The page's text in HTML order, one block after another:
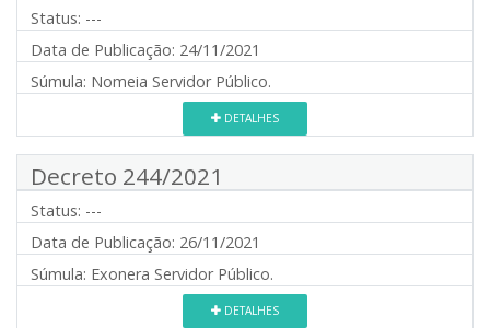
Status: ---
Data de Publicação: 24/11/2021
Súmula: Nomeia Servidor Público.
DETALHES
Decreto 244/2021
Status: ---
Data de Publicação: 26/11/2021
Súmula: Exonera Servidor Público.
DETALHES